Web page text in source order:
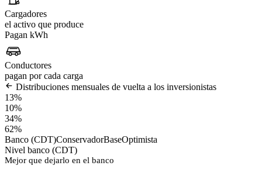
Cargadores
el activo que produce
Pagan kWh
Conductores
pagan por cada carga
Distribuciones mensuales de vuelta a los inversionistas
13%
10%
34%
62%
Banco (CDT)ConservadorBaseOptimista
Nivel banco (CDT)
Mejor que dejarlo en el banco